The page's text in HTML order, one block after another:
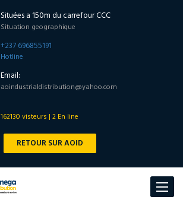
Situées a 150m du carrefour CCC
Situation geographique
+237 696855191
Hotline
Email:
aoindustrialdistribution@yahoo.com
162130 visteurs | 2 En line
RETOUR SUR AOID
Toggle